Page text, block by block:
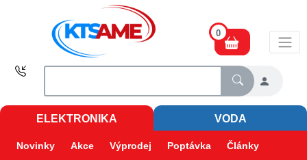
0
ELEKTRONIKA VODA
Novinky Akce Výprodej Poptávka Články